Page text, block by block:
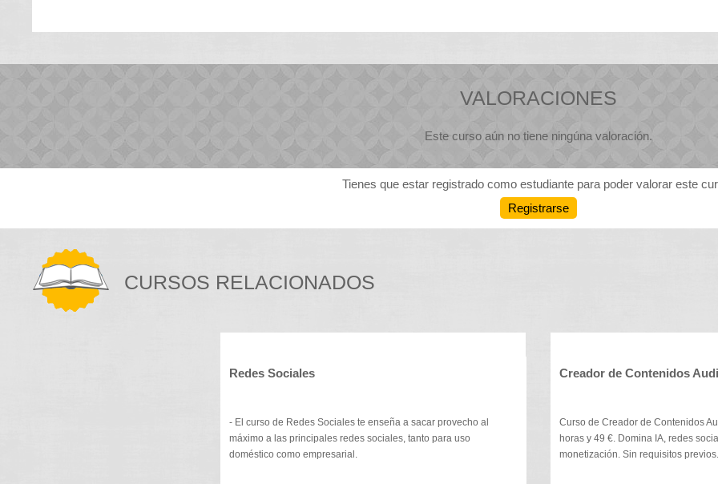
VALORACIONES
Este curso aún no tiene ningúna valoración.
Tienes que estar registrado como estudiante para poder valorar este
Registrarse
CURSOS RELACIONADOS
Redes Sociales
- El curso de Redes Sociales te enseña a sacar provecho al
máximo a las principales redes sociales, tanto para uso
doméstico como empresarial.
Creador de Contenidos
Curso de Creador de Contenidos
horas y 49 €. Domina IA, redes
monetización. Sin requisitos